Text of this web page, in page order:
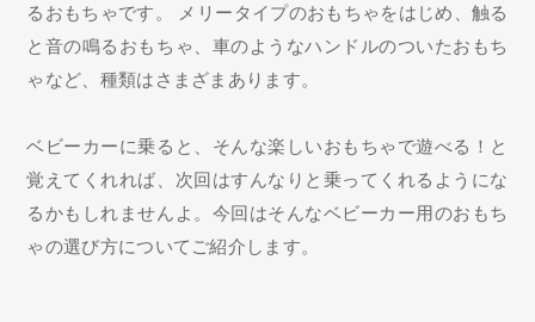
るおもちゃです。 メリータイプのおもちゃをはじめ、触る
と音の鳴るおもちゃ、車のようなハンドルのついたおもち
ゃなど、種類はさまざまあります。
ベビーカーに乗ると、そんな楽しいおもちゃで遊べる！と
覚えてくれれば、次回はすんなりと乗ってくれるようにな
るかもしれませんよ。今回はそんなベビーカー用のおもち
ゃの選び方についてご紹介します。